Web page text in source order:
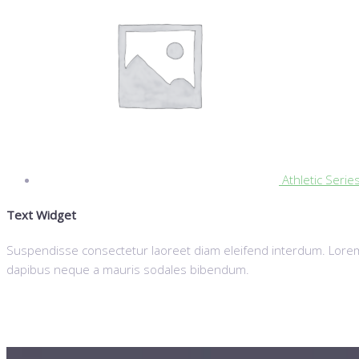
Athletic Series
Text Widget
Suspendisse consectetur laoreet diam eleifend interdum.
dapibus neque a mauris sodales bibendum.